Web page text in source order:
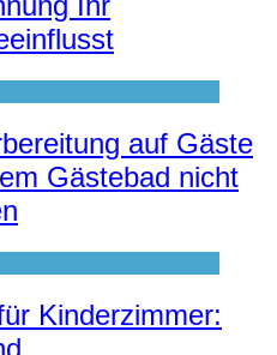
auf Gäste
Gästebad nicht
Kinderzimmer: